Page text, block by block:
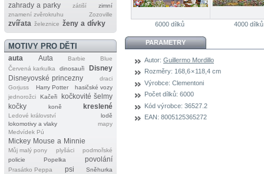
zahrady a parky zátiší
zimní
znamení zvěrokruhu
Zozoville
zvířata železnice ženy a dívky
MOTIVY PRO DĚTI
auta Auta Barbie
Blue
Červená karkulka
dinosauři
Disney
Disneyovské princezny
draci
Gorjuss
Harry Potter
hasičské vozy
jednorožci
Kačeři
kočkovité šelmy
kočky
koně kreslené
Ledové království
lodě
lokomotivy a vlaky
mapy
Medvídek Pú
Mickey Mouse a Minnie
Můj malý pony plyšáci
podmořské
policie
Popelka povolání
Prasátko Peppa psi
Sněhurka
6000 dílků 4000 dílků
PARAMETRY
Autor: Guillermo Mordillo
Rozměry: 168,6 × 118,4 cm
Výrobce: Clementoni
Počet dílků: 6000
Kód výrobce: 36527.2
EAN: 8005125365272